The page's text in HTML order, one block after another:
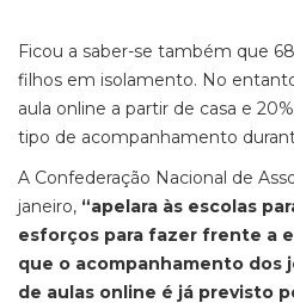
Ficou a saber-se também que
filhos em isolamento. No
aula online a partir de casa e
tipo de acompanhamento
A Confederação Nacional de
janeiro, “apelara às escolas
esforços para fazer frente a
que o acompanhamento dos
de aulas online é já previsto